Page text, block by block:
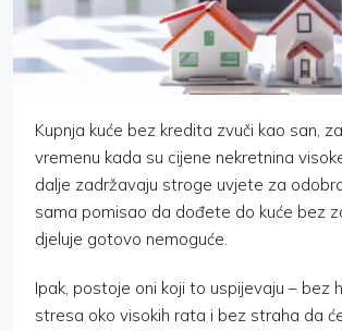
Kupnja kuće bez kredita zvuči kao san,
vremenu kada su cijene nekretnina
dalje zadržavaju stroge uvjete za
sama pomisao da dođete do kuće bez
djeluje gotovo nemoguće.
Ipak, postoje oni koji to uspijevaju – bez
stresa oko visokih rata i bez straha da